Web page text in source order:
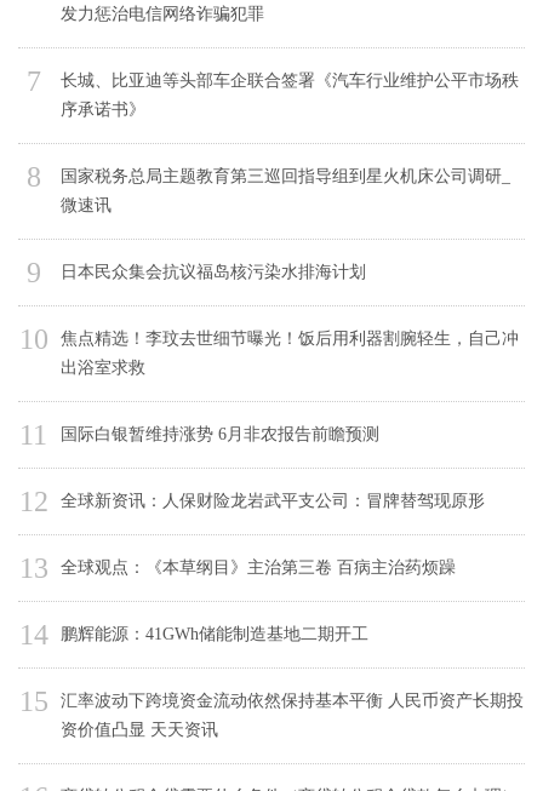
发力惩治电信网络诈骗犯罪
7
长城、比亚迪等头部车企联合签署《汽车行业维护公平市场秩
序承诺书》
8
国家税务总局主题教育第三巡回指导组到星火机床公司调研_
微速讯
9 日本民众集会抗议福岛核污染水排海计划
10
焦点精选！李玟去世细节曝光！饭后用利器割腕轻生，自己冲
出浴室求救
11 国际白银暂维持涨势 6月非农报告前瞻预测
12 全球新资讯：人保财险龙岩武平支公司：冒牌替驾现原形
13 全球观点：《本草纲目》主治第三卷 百病主治药烦躁
14 鹏辉能源：41GWh储能制造基地二期开工
15
汇率波动下跨境资金流动依然保持基本平衡 人民币资产长期投
资价值凸显 天天资讯